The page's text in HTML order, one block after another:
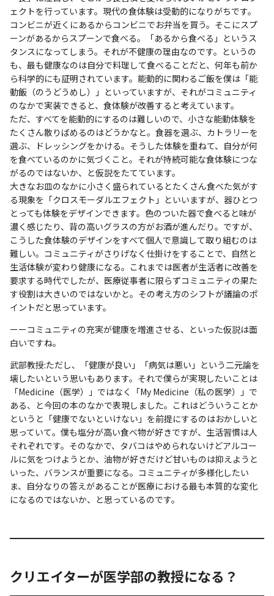
ェクトを行っています。現代の食体験は受動的になりがちです。
コンビニが近くにあるからコンビニでお弁当を買う。そこにスプ
ーンがあるからスプーンで食べる。「あるから食べる」というス
タンスになってしまう。それが不健康の理由なのです。というの
も、最も健康なのは自分で料理して食べることだと、何年も前か
ら科学的にも証明されています。能動的に関わるご飯を僕は「能
動飯（のうどうめし）」といっていますが、それがコミュニティ
のなかで実装できると、食体験が改善すると考えています。
ただ、すべてを能動的にするのは難しいので、小さな能動体験を
たくさん散りばめるのはどうかなと。食器を選ぶ、カトラリーを
選ぶ、ドレッシングをかける。そうした体験を重ねて、自分が何
を食べているのかに気づくこと。それが持続可能な食体験につな
がるのではないか、と仮説をたてています。
大きなお皿のなかに小さく盛られているとたくさん食べた気がす
る現象を「クロスモーダルエフェクト」といいますが、器ひとつ
とっても体験をデザインできます。色のついた器で食べると味が
濃く感じたり、背の高いグラスの方がお酒が進んだり。ですが、
こうした食体験のデザインをすべて個人で意識して取り組むのは
難しい。コミュニティがさりげなく仕掛けをすることで、自然と
生活体験が変わり健康になる。これまでは医者が生活者に改善を
要求する時代でしたが、医療従事者に限らずコミュニティの果た
す役割は大きいのではないかと。その考え方のシフトが議論のポ
イントだと思っています。
ーーコミュニティの充実が健康を増進させる、といった仮説は面
白いですね。
武部教授:ただし、「健康が良い」「病気は悪い」という二元論を
壊したいという思いもあります。それで僕らが実現したいことは
「Medicine（医学）」ではなく「My Medicine（私の医学）」で
ある、と今回の本のなかで表現しました。これはどういうことか
というと「健康でないといけない」を前提にするのはおかしいと
思っていて。僕も塩分が高い食べ物が好きですが、生活習慣は人
それぞれです。そのなかで、タバコはやめられないけどアルコー
ルに気をつけようとか、油物が好きだけど甘いものは抑えようと
いった、バランスが重要になる。コミュニティが多様化したい
ま、自分なりの答えがあることが医療における最も本質的な変化
になるのではないか、と思っているのです。
クリエイターが医学部の教授になる？